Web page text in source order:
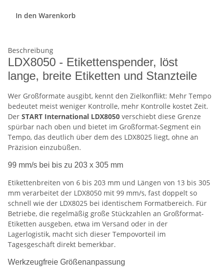
In den Warenkorb
Beschreibung
LDX8050 - Etikettenspender, löst
lange, breite Etiketten und Stanzteile
Wer Großformate ausgibt, kennt den Zielkonflikt: Mehr Tempo
bedeutet meist weniger Kontrolle, mehr Kontrolle kostet Zeit.
Der START International LDX8050 verschiebt diese Grenze
spürbar nach oben und bietet im Großformat-Segment ein
Tempo, das deutlich über dem des LDX8025 liegt, ohne an
Präzision einzubüßen.
99 mm/s bei bis zu 203 x 305 mm
Etikettenbreiten von 6 bis 203 mm und Längen von 13 bis 305
mm verarbeitet der LDX8050 mit 99 mm/s, fast doppelt so
schnell wie der LDX8025 bei identischem Formatbereich. Für
Betriebe, die regelmäßig große Stückzahlen an Großformat-
Etiketten ausgeben, etwa im Versand oder in der
Lagerlogistik, macht sich dieser Tempovorteil im
Tagesgeschäft direkt bemerkbar.
Werkzeugfreie Größenanpassung